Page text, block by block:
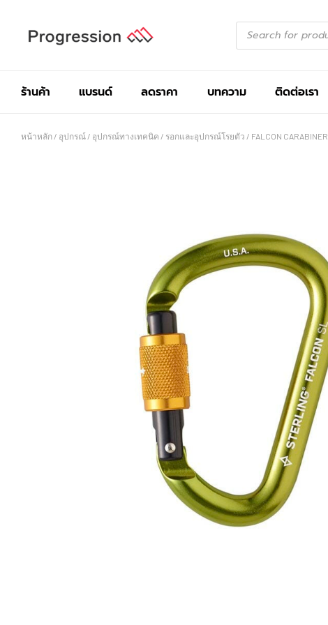
ร้านค้า แบรนด์ ลดราคา บทความ ติดต่อเรา
หน้าหลัก / อุปกรณ์ / อุปกรณ์ทางเทคนิค / รอกและอุปกรณ์โรยตัว / FALCON CARABINER